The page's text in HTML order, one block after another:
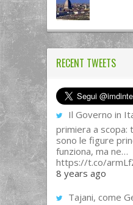
RECENT TWEETS
Il Governo in
primiera a scopa:
sono le figure
funziona, ma ne…
https://t.co/
8 years ago
Tajani, come